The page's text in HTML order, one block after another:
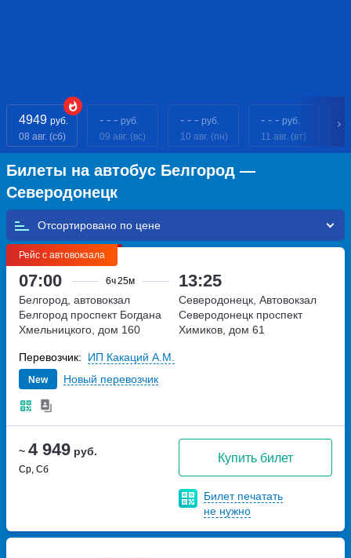
4949 руб.
08 авг. (сб)
- - - руб.
09 авг. (вс)
- - - руб.
10 авг. (пн)
- - - руб.
11 авг. (вт)
Билеты на автобус Белгород —
Северодонецк
Отсортировано по
Рейс с автовокзала
07:00 6ч25м 13:25
~ 4 949 руб.
Ср, Сб
Купить билет
Билет печатать
не нужно
Белгород, автовокзал
Белгород проспект Богдана
Хмельницкого, дом 160
Северодонецк, Автовокзал
Северодонецк проспект
Химиков, дом 61
New Новый перевозчик
Перевозчик: ИП Какаций А.М.